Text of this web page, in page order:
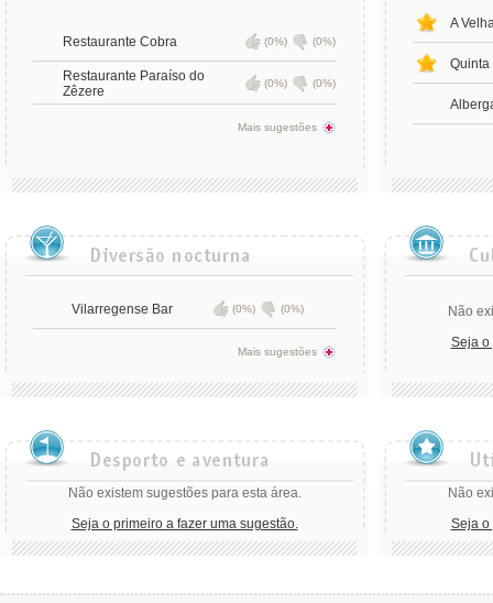
Restaurante Cobra (0%) (0%)
Restaurante Paraíso do
Zêzere
(0%) (0%)
Mais sugestões
A
Quinta
Vilarregense Bar (0%) (0%)
Mais sugestões
Não
Seja o
Não existem sugestões para esta área.
Seja o primeiro a fazer uma sugestão.
Não
Seja o